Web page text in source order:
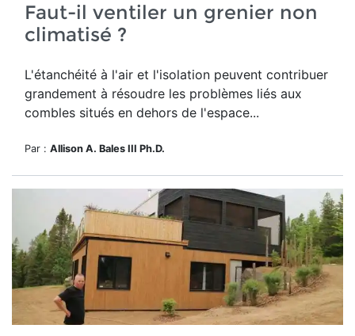
Faut-il ventiler un grenier non
climatisé ?
L'étanchéité à l'air et l'isolation peuvent contribuer
grandement à résoudre les problèmes liés aux
combles situés en dehors de l'espace...
Par : Allison A. Bales III Ph.D.